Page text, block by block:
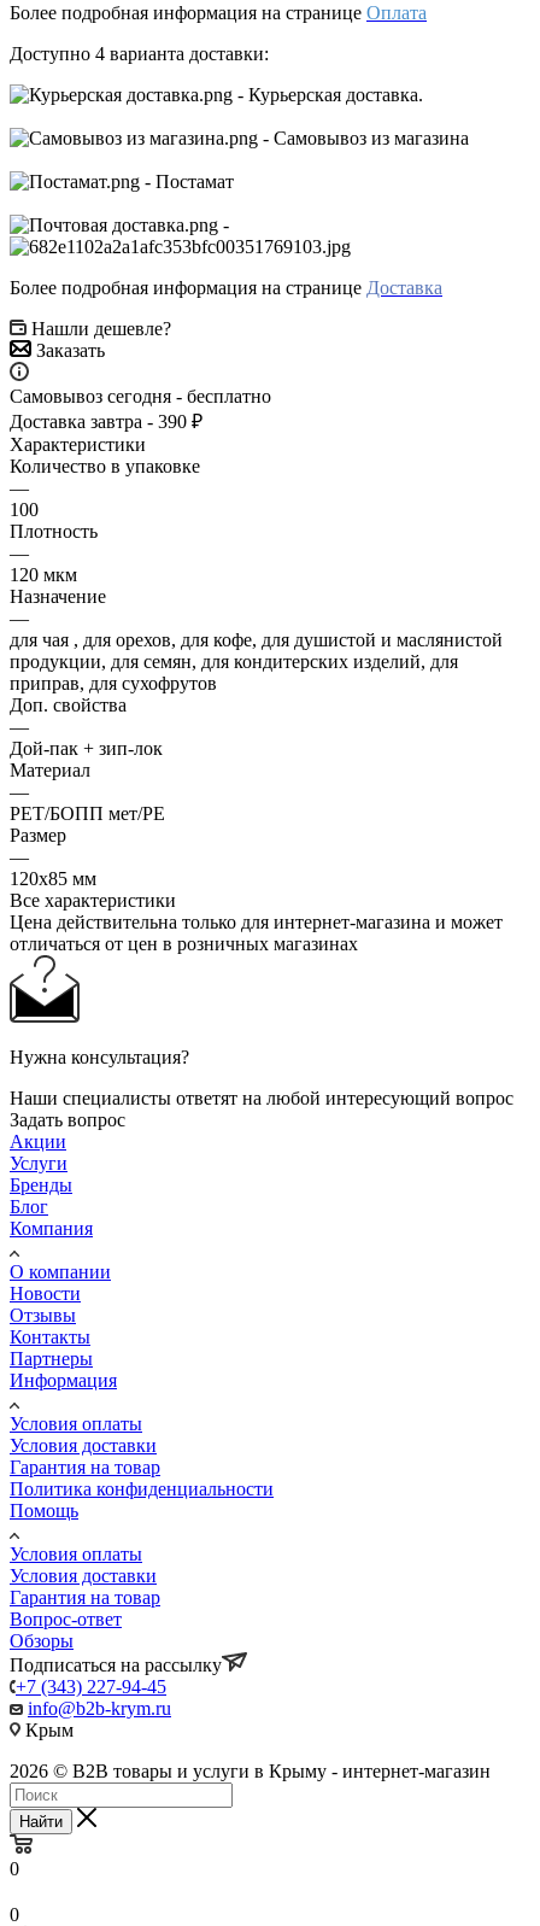
Более подробная информация на странице Оплата
Доступно 4 варианта доставки:
- Курьерская доставка.
- Самовывоз из магазина
- Постамат
-
Более подробная информация на странице Доставка
Нашли дешевле?
Заказать
Самовывоз сегодня - бесплатно
Доставка завтра - 390 ₽
Характеристики
Количество в упаковке
—
100
Плотность
—
120 мкм
Назначение
—
для чая , для орехов, для кофе, для душистой и маслянистой
продукции, для семян, для кондитерских изделий, для
приправ, для сухофрутов
Доп. свойства
—
Дой-пак + зип-лок
Материал
—
РЕТ/БОПП мет/РЕ
Размер
—
120x85 мм
Все характеристики
Цена действительна только для интернет-магазина и может
отличаться от цен в розничных магазинах
Нужна консультация?
Наши специалисты ответят на любой интересующий вопрос
Задать вопрос
Акции
Услуги
Бренды
Блог
Компания
О компании
Новости
Отзывы
Контакты
Партнеры
Информация
Условия оплаты
Условия доставки
Гарантия на товар
Политика конфиденциальности
Помощь
Условия оплаты
Условия доставки
Гарантия на товар
Вопрос-ответ
Обзоры
Подписаться на рассылку
+7 (343) 227-94-45
info@b2b-krym.ru
Крым
2026 © B2B товары и услуги в Крыму - интернет-магазин
Найти
0
0